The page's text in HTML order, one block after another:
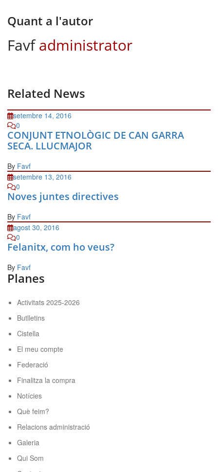
Quant a l'autor
Favfadministrator
Related News
setembre 14, 2016
0
CONJUNT ETNOLÒGIC DE CAN GARRA
SECA. LLUCMAJOR
By Favf
setembre 13, 2016
0
Noves juntes directives
By Favf
agost 30, 2016
0
Felanitx, com ho veus?
By Favf
Planes
Activitats 2025-2026
Butlletins
Cistella
El meu compte
Federació
Finalitza la compra
Notícies
Què feim?
Relacions administració
Galeria
Qui Som